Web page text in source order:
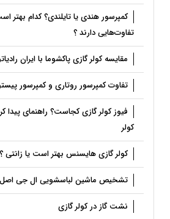
کمپرسور هندی یا تایلندی؟ کدام بهتر
تفاوت‌هایی دارند ؟
مقایسه کولر گازی پاکشوما با ایران
تفاوت کمپرسور روتاری و کمپرسور
فیوز کولر گازی کجاست؟ راهنمای
کولر
کولر گازی هایسنس بهتر است یا زانتی ؟
تشخیص ماشین لباسشویی ال جی اصل
نشت گاز در کولر گازی